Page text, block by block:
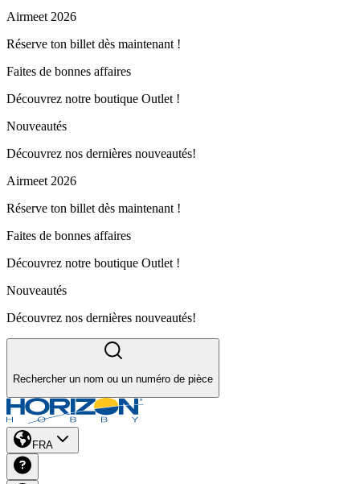
Airmeet 2026
Réserve ton billet dès maintenant !
Faites de bonnes affaires
Découvrez notre boutique Outlet !
Nouveautés
Découvrez nos dernières nouveautés!
Airmeet 2026
Réserve ton billet dès maintenant !
Faites de bonnes affaires
Découvrez notre boutique Outlet !
Nouveautés
Découvrez nos dernières nouveautés!
Rechercher un nom ou un numéro de pièce
FRA